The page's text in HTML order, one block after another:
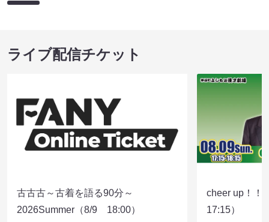
ライブ配信チケット
古古古～古着を語る90分～
2026Summer（8/9 18:00）
cheer up！
17:15）